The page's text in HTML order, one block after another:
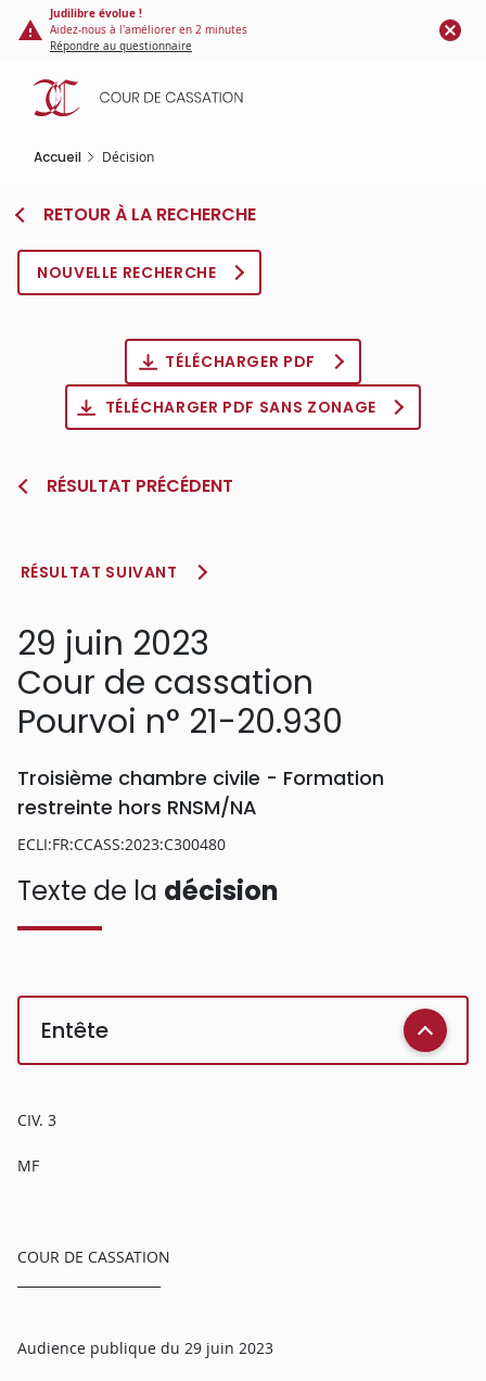
Panneau de gestion des cookies
contenu
principal
Judilibre évolue !
Aidez-nous à l'améliorer en 2 minutes
Répondre au questionnaire
Accueil Décision
RETOUR À LA RECHERCHE
NOUVELLE RECHERCHE
TÉLÉCHARGER PDF
TÉLÉCHARGER PDF SANS ZONAGE
RÉSULTAT PRÉCÉDENT
RÉSULTAT SUIVANT
29 juin 2023
Cour de cassation
Pourvoi n° 21-20.930
Troisième chambre civile - Formation
restreinte hors RNSM/NA
ECLI:FR:CCASS:2023:C300480
Texte de la décision
Entête
CIV. 3
MF
COUR DE CASSATION
Audience publique du 29 juin 2023